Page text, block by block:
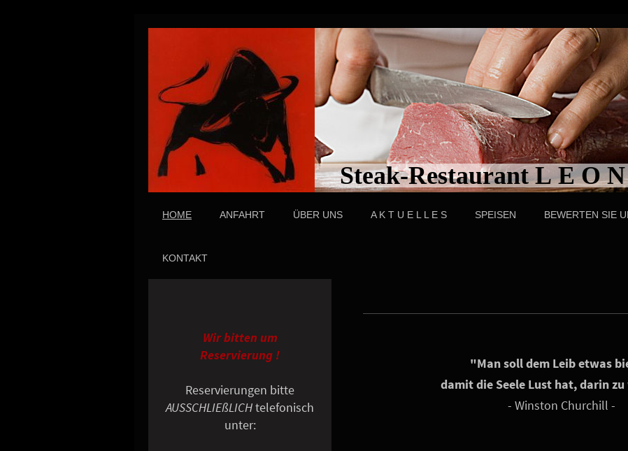
Steak-Restaurant L E O
HOME ANFAHRT ÜBER UNS A K T U E L L E S SPEISEN BEWERTEN SIE
KONTAKT
"Man soll dem Leib etwas
damit die Seele Lust hat, darin
- Winston Churchill -
Wir bitten um
Reservierung !
Reservierungen bitte
AUSSCHLIEßLICHtelefonisch
unter: